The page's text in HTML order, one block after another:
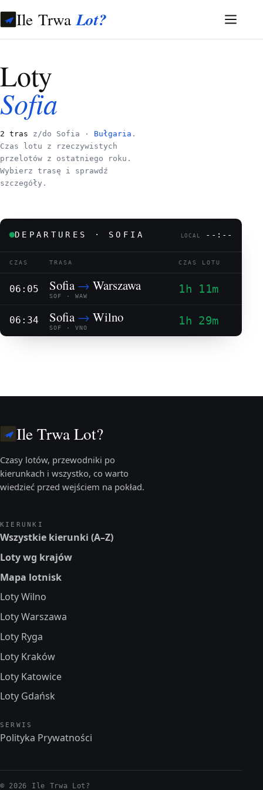
Ile TrwaLot?
Loty
Sofia
2 tras z/do Sofia · Bułgaria .
Czas lotu z rzeczywistych
przelotów z ostatniego roku.
Wybierz trasę i sprawdź
szczegóły.
DEPARTURES · SOFIA LOCAL --:--
CZAS TRASA CZAS LOTU
06:05 Sofia → Warszawa
SOF · WAW
1h 11m
06:34 Sofia → Wilno
SOF · VNO
1h 29m
Ile Trwa Lot?
Czasy lotów, przewodniki po
kierunkach i wszystko, co warto
wiedzieć przed wejściem na pokład.
KIERUNKI
Wszystkie kierunki (A–Z)
Loty wg krajów
Mapa lotnisk
Loty Wilno
Loty Warszawa
Loty Ryga
Loty Kraków
Loty Katowice
Loty Gdańsk
SERWIS
Polityka Prywatności
© 2026 Ile Trwa Lot?